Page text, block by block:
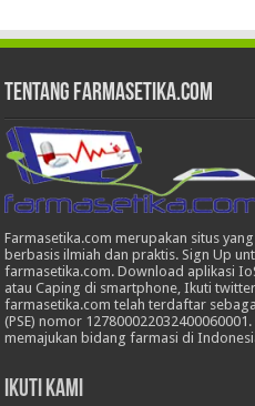
Tentang Farmasetika.com
Farmasetika.com merupakan situs
berbasis ilmiah dan praktis. Sign Up
farmasetika.com. Download aplikasi
atau Caping di smartphone, Ikuti
farmasetika.com telah terdaftar
(PSE) nomor
memajukan bidang farmasi di
Ikuti Kami